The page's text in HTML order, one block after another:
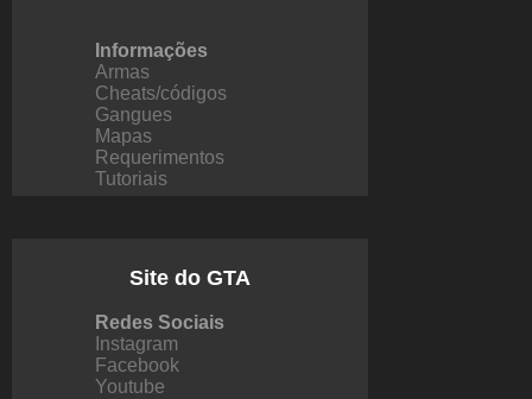
Informações
Armas
Cheats/códigos
Gangues
Mapas
Requerimentos
Tutoriais
Site do GTA
Redes Sociais
Instagram
Facebook
Youtube